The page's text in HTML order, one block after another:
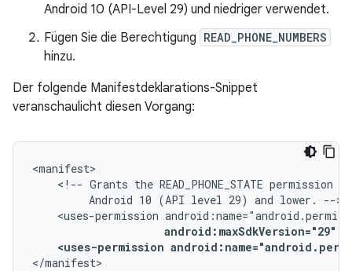
Android 10 (API-Level 29) und niedriger verwendet.
Fügen Sie die Berechtigung READ_PHONE_NUMBERS
hinzu.
Der folgende Manifestdeklarations-Snippet
veranschaulicht diesen Vorgang:
<!-- Grants the READ_PHONE_STATE permission
Android 10 (API level 29) and lower.
<uses-permission
android:maxSdkVersion="29"
<uses-permission
</manifest>